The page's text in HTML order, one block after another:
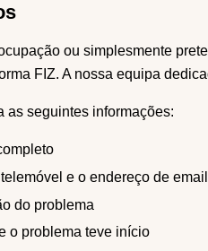
ou simplesmente
FIZ. A nossa equipa
as seguintes informações:
e o endereço de
do problema
o problema teve início